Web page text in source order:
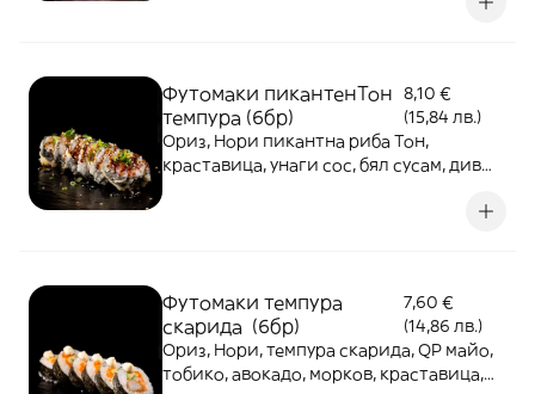
Футомаки пикантенТон
темпура (6бр)
8,10 €
(15,84 лв.)
Ориз, Нори пикантна риба Тон,
краставица, унаги сос, бял сусам, див
Футомаки темпура
скарида (6бр)
7,60 €
(14,86 лв.)
Ориз, Нори, темпура скарида, QP майо,
тобико, авокадо, морков, краставица,